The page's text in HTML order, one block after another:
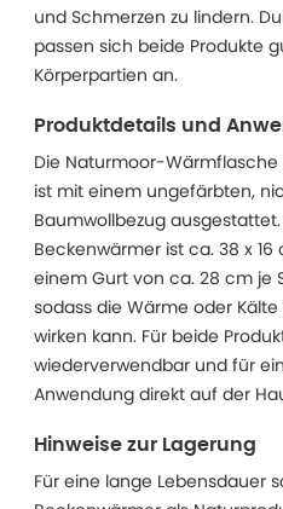
und Schmerzen zu lindern.
passen sich beide Produkte
Körperpartien an.
Produktdetails und
Die Naturmoor-Wärmflasche
ist mit einem ungefärbten,
Baumwollbezug
Beckenwärmer ist ca. 38 x
einem Gurt von ca. 28 cm je
sodass die Wärme oder
wirken kann. Für beide
wiederverwendbar und für
Anwendung direkt auf der
Hinweise zur Lagerung
Für eine lange Lebensdauer